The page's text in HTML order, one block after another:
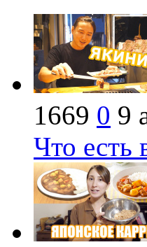
1669 0 9
Что